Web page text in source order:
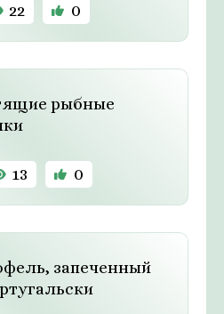
22 0
рыбные
13 0
запеченный